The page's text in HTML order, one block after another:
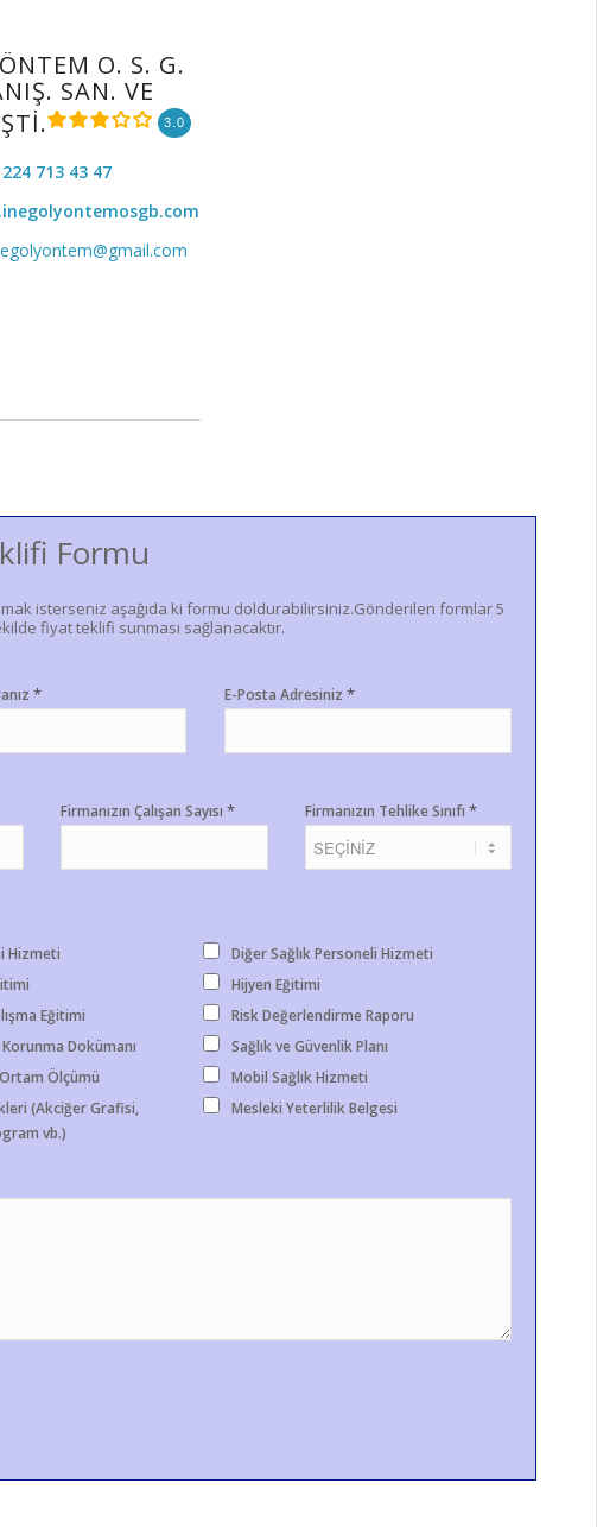
O. S. G.
SAN. VE
3.0
713 43 47
Formu
isterseniz aşağıda ki formu doldurabilirsiniz.Gönderilen formlar 5
fiyat teklifi sunması sağlanacaktır.
* E-Posta Adresiniz *
Firmanızın Çalışan Sayısı* Firmanızın Tehlike Sınıfı*
Hizmeti
Diğer Sağlık Personeli Hizmeti
Hijyen Eğitimi
Eğitimi
Risk Değerlendirme Raporu
Dokümanı
Sağlık ve Güvenlik Planı
Ölçümü
Mobil Sağlık Hizmeti
(Akciğer Grafisi,
vb.)
Mesleki Yeterlilik Belgesi